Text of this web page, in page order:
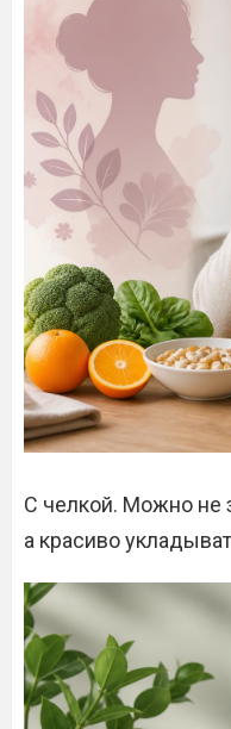
С челкой. Можно не
а красиво